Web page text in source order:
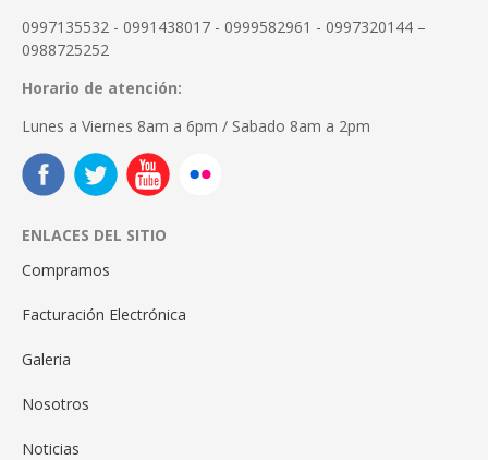
0997135532 - 0991438017 - 0999582961 - 0997320144 –
0988725252
Horario de atención:
Lunes a Viernes 8am a 6pm / Sabado 8am a 2pm
ENLACES DEL SITIO
Compramos
Facturación Electrónica
Galeria
Nosotros
Noticias